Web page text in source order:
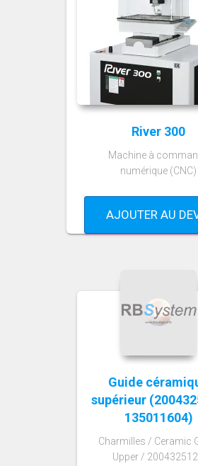
River 300
Machine à
numérique (CNC)
AJOUTER AU
Guide
supérieur
135011604)
Charmilles / Ceramic
Upper /